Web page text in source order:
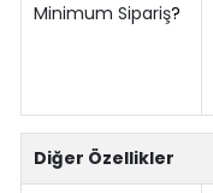
Minimum Sipariş?
Diğer Özellikler